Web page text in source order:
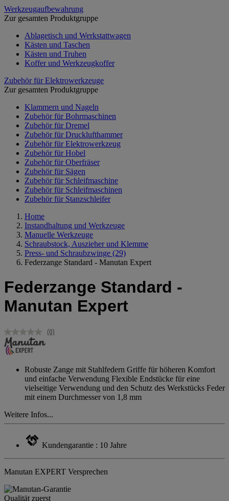
Werkzeugaufbewahrung
Zur gesamten Produktgruppe
Ablagetisch und Werkstattwagen
Kästen und Taschen
Kästen und Truhen
Koffer und Werkzeugkoffer
Zubehör für Elektrowerkzeuge
Zur gesamten Produktgruppe
Klammern und Nageln
Zubehör für Bohrmaschinen
Zubehör für Dremel
Zubehör für Drucklufthammer
Zubehör für Elektrowerkzeug
Zubehör für Hobel
Zubehör für Oberfräser
Zubehör für Sägen
Zubehör für Schleifmaschine
Zubehör für Schleifmaschinen
Zubehör für Stanzschleifer
Home
Instandhaltung und Werkzeuge
Manuelle Werkzeuge
Schraubstock, Auszieher und Klemme
Press- und Schraubzwinge (29)
Federzange Standard - Manutan Expert
Federzange Standard -
Manutan Expert
Kein
derselben
Seite.
(0)
Robuste Zange mit Stahlfedern Griffe für höheren Komfort
und einfache Verwendung Flexible Endstücke für eine
vielseitige Verwendung und den Schutz des Werkstücks Feder
mit einem Durchmesser von 1,8 mm
Weitere Infos...
Kundengarantie : 10 Jahre
Manutan EXPERT Versprechen
Qualität zuerst